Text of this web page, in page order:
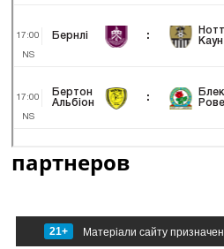
партнеров
21+ Матеріали сайту